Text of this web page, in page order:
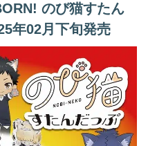
のび猫すたん
年02月下旬発売